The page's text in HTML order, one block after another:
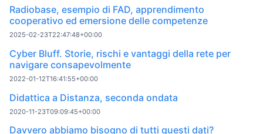
Radiobase, esempio di FAD, apprendimento
cooperativo ed emersione delle competenze
2025-02-23T22:47:48+00:00
Cyber Bluff. Storie, rischi e vantaggi della rete per
navigare consapevolmente
2022-01-12T16:41:55+00:00
Didattica a Distanza, seconda ondata
2020-11-23T09:09:45+00:00
Davvero abbiamo bisogno di tutti questi dati?